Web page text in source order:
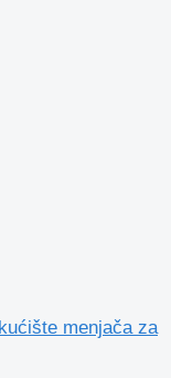
menjača za